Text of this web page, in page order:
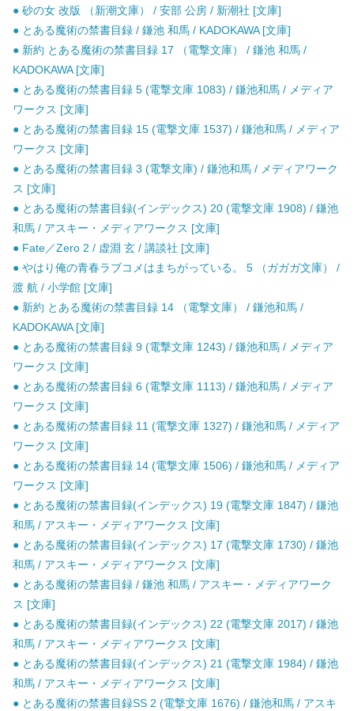
● 砂の女 改版 （新潮文庫） / 安部 公房 / 新潮社 [文庫]
● とある魔術の禁書目録 / 鎌池 和馬 / KADOKAWA [文庫]
● 新約 とある魔術の禁書目録 17 （電撃文庫） / 鎌池 和馬 /
KADOKAWA [文庫]
● とある魔術の禁書目録 5 (電撃文庫 1083) / 鎌池和馬 / メディア
ワークス [文庫]
● とある魔術の禁書目録 15 (電撃文庫 1537) / 鎌池和馬 / メディア
ワークス [文庫]
● とある魔術の禁書目録 3 (電撃文庫) / 鎌池和馬 / メディアワーク
ス [文庫]
● とある魔術の禁書目録(インデックス) 20 (電撃文庫 1908) / 鎌池
和馬 / アスキー・メディアワークス [文庫]
● Fate／Zero 2 / 虚淵 玄 / 講談社 [文庫]
● やはり俺の青春ラブコメはまちがっている。 5 （ガガガ文庫） /
渡 航 / 小学館 [文庫]
● 新約 とある魔術の禁書目録 14 （電撃文庫） / 鎌池和馬 /
KADOKAWA [文庫]
● とある魔術の禁書目録 9 (電撃文庫 1243) / 鎌池和馬 / メディア
ワークス [文庫]
● とある魔術の禁書目録 6 (電撃文庫 1113) / 鎌池和馬 / メディア
ワークス [文庫]
● とある魔術の禁書目録 11 (電撃文庫 1327) / 鎌池和馬 / メディア
ワークス [文庫]
● とある魔術の禁書目録 14 (電撃文庫 1506) / 鎌池和馬 / メディア
ワークス [文庫]
● とある魔術の禁書目録(インデックス) 19 (電撃文庫 1847) / 鎌池
和馬 / アスキー・メディアワークス [文庫]
● とある魔術の禁書目録(インデックス) 17 (電撃文庫 1730) / 鎌池
和馬 / アスキー・メディアワークス [文庫]
● とある魔術の禁書目録 / 鎌池 和馬 / アスキー・メディアワーク
ス [文庫]
● とある魔術の禁書目録(インデックス) 22 (電撃文庫 2017) / 鎌池
和馬 / アスキー・メディアワークス [文庫]
● とある魔術の禁書目録(インデックス) 21 (電撃文庫 1984) / 鎌池
和馬 / アスキー・メディアワークス [文庫]
● とある魔術の禁書目録SS 2 (電撃文庫 1676) / 鎌池和馬 / アスキ